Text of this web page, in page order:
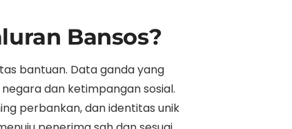
Bansos?
bantuan. Data ganda yang
dan ketimpangan sosial.
perbankan, dan identitas unik